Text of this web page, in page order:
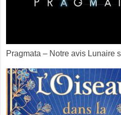
Pragmata – Notre avis Lunaire